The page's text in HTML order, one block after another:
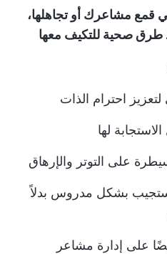
قمع مشاعرك أو تجاهلها،
طرق صحية للتكيف معها
احترام الذات
لها
على التوتر والإرهاق
بشكل مدروس بدلاً
على إدارة مشاعر